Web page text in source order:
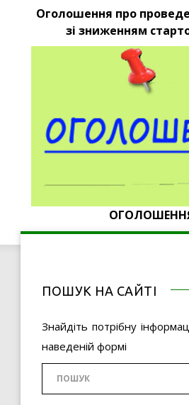
Оголошення про
зі зниженням
ПОШУК НА САЙТІ
Знайдіть потрібну
наведеній формі